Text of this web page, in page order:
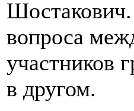
Шостакович.
вопроса
участников
в другом.